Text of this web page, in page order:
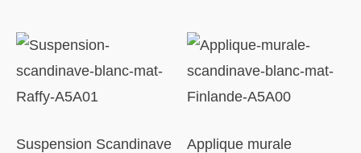
choisies
Suspension Scandinave
Applique murale